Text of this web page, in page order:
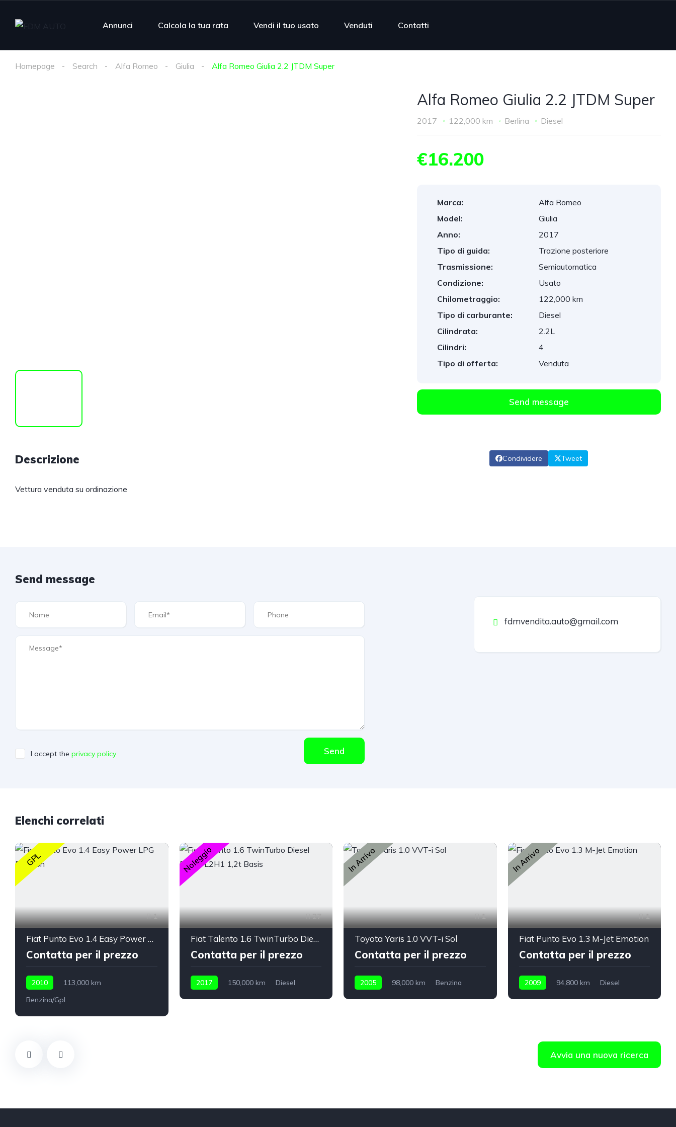
Annunci Calcola la tua rata Vendi il tuo usato Venduti Contatti
Homepage Search Alfa Romeo Giulia Alfa Romeo Giulia 2.2 JTDM Super
Descrizione
Vettura venduta su ordinazione
Alfa Romeo Giulia 2.2 JTDM Super
2017 122,000 km Berlina Diesel
€16.200
Marca:
Alfa Romeo
Model:
Giulia
Anno:
2017
Tipo di guida:
Trazione posteriore
Trasmissione:
Semiautomatica
Condizione:
Usato
Chilometraggio:
122,000 km
Tipo di carburante:
Diesel
Cilindrata:
2.2L
Cilindri:
4
Tipo di offerta:
Venduta
Send message
Condividere Tweet
Send message
I accept the privacy policy Send
fdmvendita.auto@gmail.com
Elenchi correlati
GPL
1
Fiat Punto Evo 1.4 Easy Power LPG Emotion
Contatta per il prezzo
2010
113,000 km
Benzina/Gpl
Noleggio
27
Fiat Talento 1.6 TwinTurbo Diesel Ecojet L2H1 1,2t Basis
Contatta per il prezzo
2017 150,000 km Diesel
In Arrivo
1
Toyota Yaris 1.0 VVT-i Sol
Contatta per il prezzo
2005 98,000 km Benzina
In Arrivo
1
Fiat Punto Evo 1.3 M-Jet Emotion
Contatta per il prezzo
2009 94,800 km Diesel
Avvia una nuova ricerca